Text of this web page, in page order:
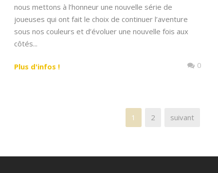
nous mettons à l’honneur une nouvelle série de
joueuses qui ont fait le choix de continuer l’aventure
sous nos couleurs et d’évoluer une nouvelle fois aux
côtés...
Plus d'infos ! 0
1 2 suivant